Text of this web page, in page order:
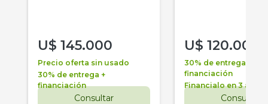
U$ 145.000
Precio oferta sin usado
30% de entrega +
financiación
Consultar
U$ 120.000
30% de entrega +
financiación
Financialo en 3 años
Consultar